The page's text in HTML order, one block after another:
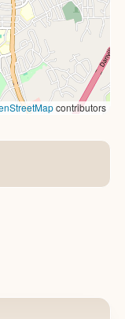
contributors